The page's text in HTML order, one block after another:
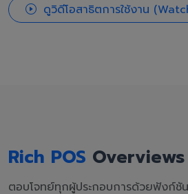
ดูวิดีโอสาธิตการใช้งาน
Rich POS Overviews
ตอบโจทย์ทุกผู้ประกอบการด้วยฟังก์ชั